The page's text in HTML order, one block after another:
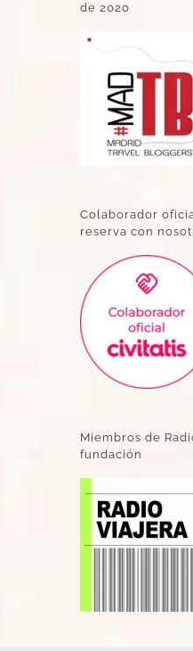
de 2020
Colaborador
reserva con
Miembros de
fundación